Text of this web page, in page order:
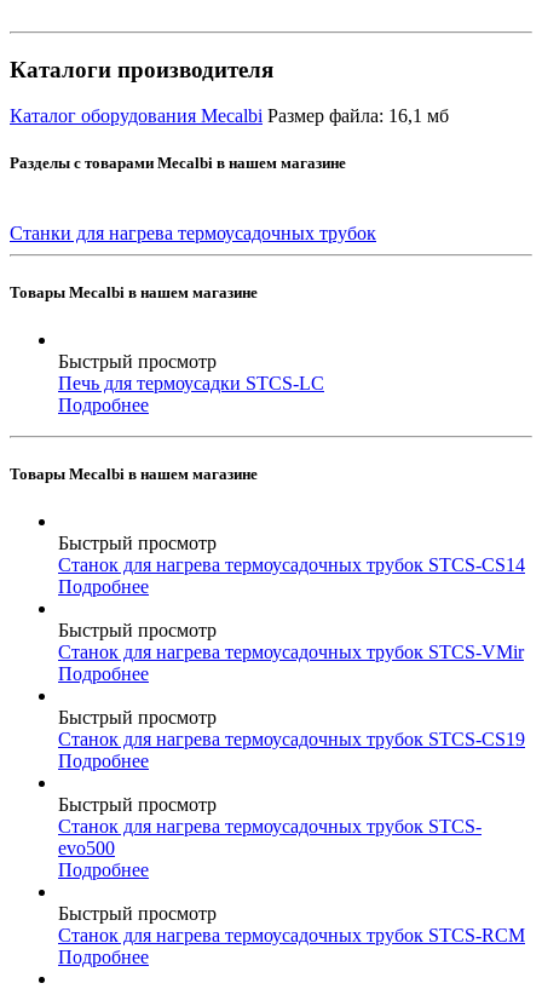
Каталоги производителя
Каталог оборудования Mecalbi Размер файла: 16,1 мб
Разделы с товарами Mecalbi в нашем магазине
Станки для нагрева термоусадочных трубок
Товары Mecalbi в нашем магазине
Быстрый просмотр
Печь для термоусадки STCS-LC
Подробнее
Товары Mecalbi в нашем магазине
Быстрый просмотр
Станок для нагрева термоусадочных трубок STCS-CS14
Подробнее
Быстрый просмотр
Станок для нагрева термоусадочных трубок STCS-VMir
Подробнее
Быстрый просмотр
Станок для нагрева термоусадочных трубок STCS-CS19
Подробнее
Быстрый просмотр
Станок для нагрева термоусадочных трубок STCS-
evo500
Подробнее
Быстрый просмотр
Станок для нагрева термоусадочных трубок STCS-RCM
Подробнее